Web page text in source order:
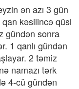
ən azı 3 gün
kəsilincə qüsl
gündən sonra
1 qanlı gündən
2 təmiz
namazı tərk
4-cü gündən